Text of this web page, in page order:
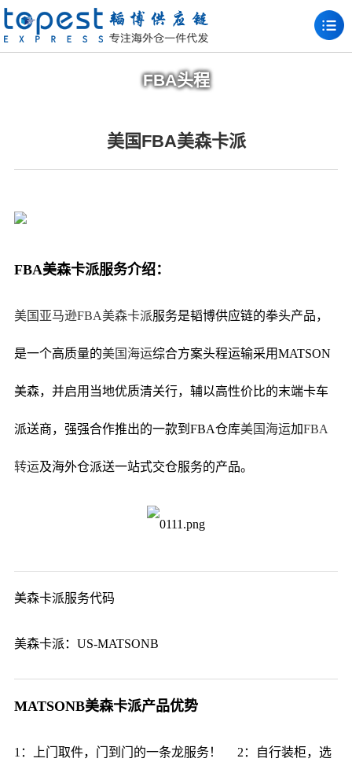
FBA头程
美国FBA美森卡派
FBA美森卡派服务介绍：
美国亚马逊FBA美森卡派服务是韬博供应链的拳头产品，
是一个高质量的美国海运综合方案头程运输采用MATSON
美森，并启用当地优质清关行，辅以高性价比的末端卡车
派送商，强强合作推出的一款到FBA仓库美国海运加FBA
转运及海外仓派送一站式交仓服务的产品。
美森卡派服务代码
美森卡派：US-MATSONB
MATSONB美森卡派产品优势
1：上门取件，门到门的一条龙服务！ 2：自行装柜，选